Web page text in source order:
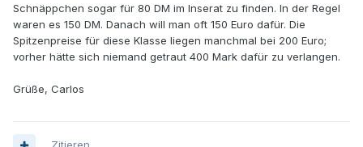
Schnäppchen sogar für 80 DM im Inserat zu finden. In der Regel
waren es 150 DM. Danach will man oft 150 Euro dafür. Die
Spitzenpreise für diese Klasse liegen manchmal bei 200 Euro;
vorher hätte sich niemand getraut 400 Mark dafür zu verlangen.
Grüße, Carlos